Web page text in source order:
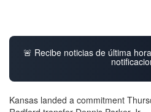
🚨 Recibe noticias de última
Kansas landed a commitment